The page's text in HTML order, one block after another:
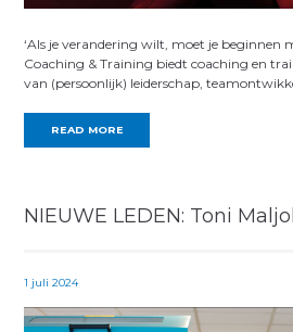
‘Als je verandering wilt, moet je beginnen
Coaching & Training biedt coaching en
van (persoonlijk) leiderschap,
READ MORE
NIEUWE LEDEN: Toni
1 juli 2024